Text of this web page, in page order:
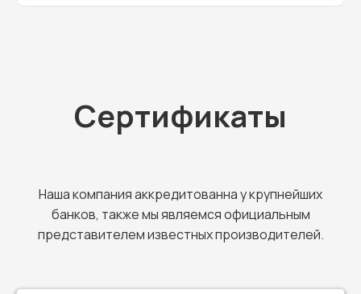
Сертификаты
Наша компания аккредитованна у крупнейших
банков, также мы являемся официальным
представителем известных производителей.